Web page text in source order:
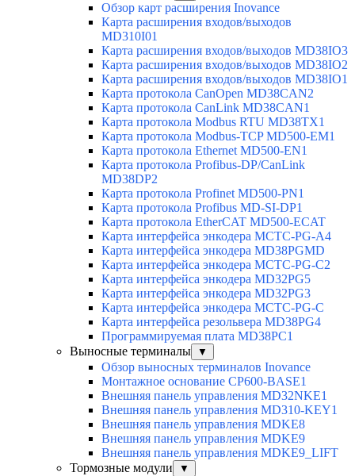
Обзор карт расширения Inovance
Карта расширения входов/выходов
MD310I01
Карта расширения входов/выходов MD38IO3
Карта расширения входов/выходов MD38IO2
Карта расширения входов/выходов MD38IO1
Карта протокола CanOpen MD38CAN2
Карта протокола CanLink MD38CAN1
Карта протокола Modbus RTU MD38TX1
Карта протокола Modbus-TCP MD500-EM1
Карта протокола Ethernet MD500-EN1
Карта протокола Profibus-DP/CanLink
MD38DP2
Карта протокола Profinet MD500-PN1
Карта протокола Profibus MD-SI-DP1
Карта протокола EtherCAT MD500-ECAT
Карта интерфейса энкодера MCTC-PG-A4
Карта интерфейса энкодера MD38PGMD
Карта интерфейса энкодера MCTC-PG-C2
Карта интерфейса энкодера MD32PG5
Карта интерфейса энкодера MD32PG3
Карта интерфейса энкодера MCTC-PG-C
Карта интерфейса резольвера MD38PG4
Программируемая плата MD38PC1
Выносные терминалы
▼
Обзор выносных терминалов Inovance
Монтажное основание CP600-BASE1
Внешняя панель управления MD32NKE1
Внешняя панель управления MD310-KEY1
Внешняя панель управления MDKE8
Внешняя панель управления MDKE9
Внешняя панель управления MDKE9_LIFT
Тормозные модули
▼